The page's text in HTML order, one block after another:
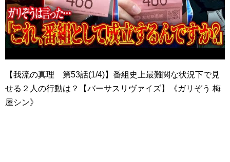
【我流の真理 第53話(1/4)】番組史上最難関な状況下で見
せる２人の行動は？【バーサスリヴァイズ】《ガリぞう 梅
屋シン》